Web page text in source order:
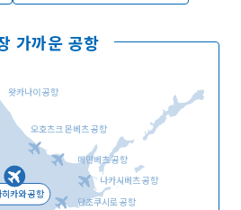
가까운 공항
히카와 공항
왓카나이 공항
오호츠크 몬베츠 공항
메만베츠 공항
나카시베츠 공항
단초쿠시로 공항